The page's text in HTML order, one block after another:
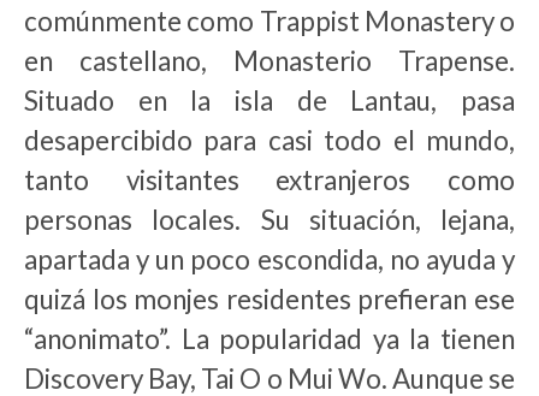
comúnmente como Trappist Monastery o
en castellano, Monasterio Trapense.
Situado en la isla de Lantau, pasa
desapercibido para casi todo el mundo,
tanto visitantes extranjeros como
personas locales. Su situación, lejana,
apartada y un poco escondida, no ayuda y
quizá los monjes residentes prefieran ese
“anonimato”. La popularidad ya la tienen
Discovery Bay, Tai O o Mui Wo. Aunque se